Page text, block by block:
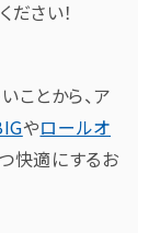
さい！
ことから、ア
やロールオ
快適にするお